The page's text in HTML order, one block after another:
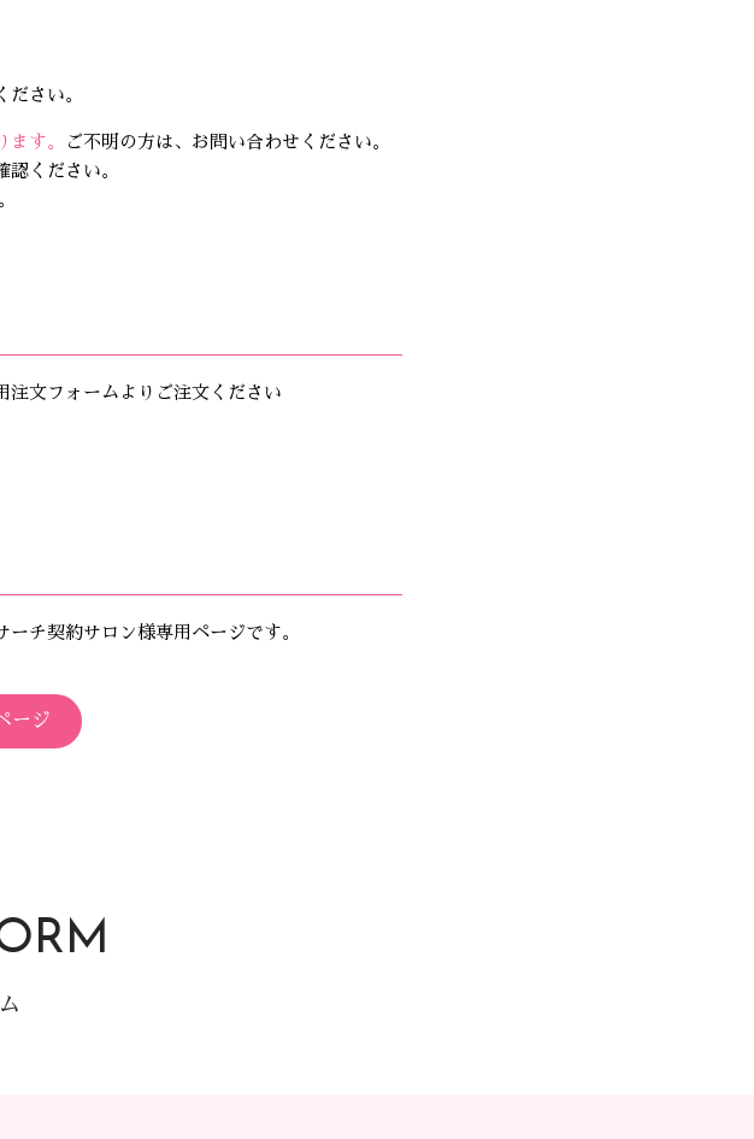
さい。
ます。
ご不明の方は、お問い合わせください。
ください。
注文フォームよりご注文ください
チ契約サロン様専用ページです。
ージ